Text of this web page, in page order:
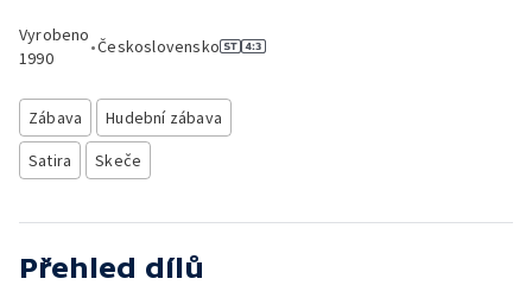
Vyrobeno
1990
•Československo
Zábava
Hudební zábava
Satira
Skeče
Přehled dílů